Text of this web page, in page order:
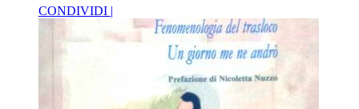
CONDIVIDI |